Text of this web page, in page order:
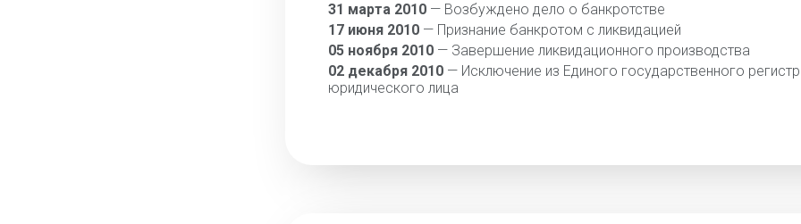
31 марта 2010— Возбуждено дело о банкротстве
17 июня 2010— Признание банкротом с ликвидацией
05 ноября 2010— Завершение ликвидационного производства
02 декабря 2010— Исключение из Единого государственного
юридического лица